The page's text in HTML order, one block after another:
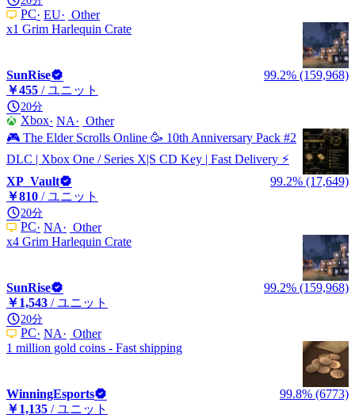
PC EU
Other
x1 Grim Harlequin Crate
SunRise
99.2% (159,968)
￥455 / ユニット
20分
Xbox NA
Other
🎮 The Elder Scrolls Online 🥳 10th Anniversary Pack #2
DLC | Xbox One / Series X|S CD Key | Fast Delivery ⚡
XP_Vault
99.2% (17,649)
￥810 / ユニット
20分
PC NA
Other
x4 Grim Harlequin Crate
SunRise
99.2% (159,968)
￥1,543 / ユニット
20分
PC NA
Other
1 million gold coins - Fast shipping
WinningEsports
99.8% (6773)
￥1,135 / ユニット